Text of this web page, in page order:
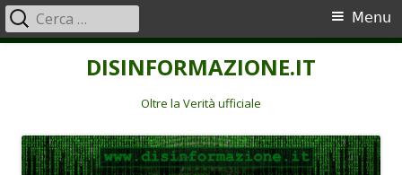
DISINFORMAZIONE.IT
Oltre la Verità ufficiale
Menu
principale
Menu
Ricerca
per: